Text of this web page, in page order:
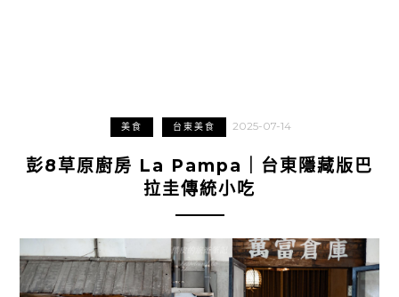
美食 台東美食 2025-07-14
彭8草原廚房 La Pampa｜台東隱藏版巴
拉圭傳統小吃